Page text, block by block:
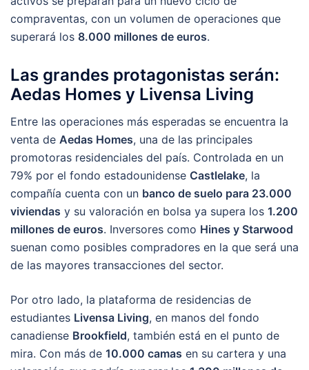
compraventas, con un volumen de operaciones que
superará los 8.000 millones de euros.
Las grandes protagonistas serán:
Aedas Homes y Livensa Living
Entre las operaciones más esperadas se encuentra la
venta de Aedas Homes, una de las principales
promotoras residenciales del país. Controlada en un
79% por el fondo estadounidense Castlelake, la
compañía cuenta con un banco de suelo para 23.000
viviendas y su valoración en bolsa ya supera los 1.200
millones de euros. Inversores como Hines y Starwood
suenan como posibles compradores en la que será una
de las mayores transacciones del sector.
Por otro lado, la plataforma de residencias de
estudiantes Livensa Living, en manos del fondo
canadiense Brookfield, también está en el punto de
mira. Con más de 10.000 camas en su cartera y una